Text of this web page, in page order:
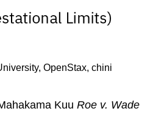
Binadamu
Euthanasia
Utilitarian
OpenStax, chini
Kuu Roe v. Wade